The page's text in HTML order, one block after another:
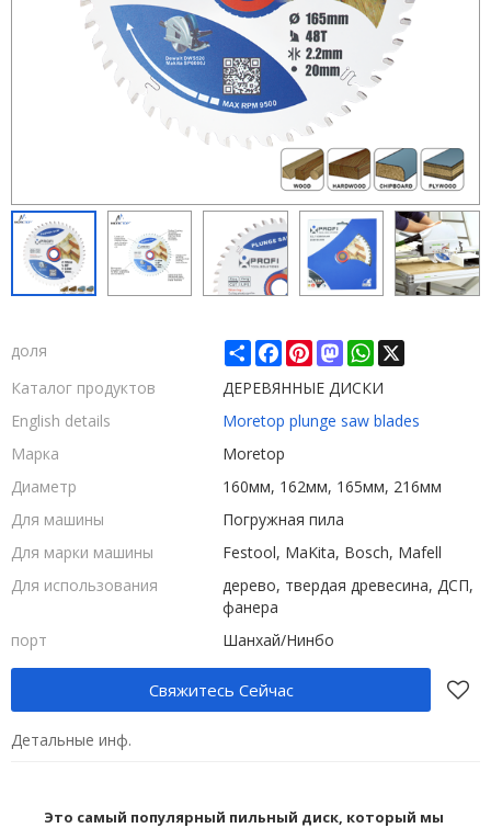
доля ShareFacebook
PinterestMastodonWhatsApp
X
Каталог продуктов
ДЕРЕВЯННЫЕ ДИСКИ
English details
Moretop plunge saw blades
Марка
Moretop
Диаметр
160мм, 162мм, 165мм, 216мм
Для машины
Погружная пила
Для марки машины
Festool, MaKita, Bosch, Mafell
Для использования
дерево, твердая древесина, ДСП,
фанера
порт
Шанхай/Нинбо
Свяжитесь Сейчас
Детальные инф.
Это самый популярный пильный диск, который мы